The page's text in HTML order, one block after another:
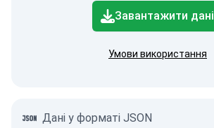
Завантажити дані
Умови використання
Дані у форматі JSON